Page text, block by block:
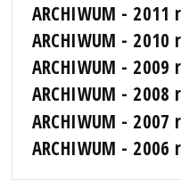
ARCHIWUM - 2011
ARCHIWUM - 2010
ARCHIWUM - 2009
ARCHIWUM - 2008
ARCHIWUM - 2007
ARCHIWUM - 2006